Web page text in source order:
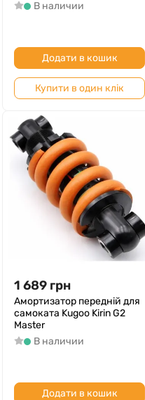
В наличии
Додати в кошик
Купити в один клік
1 689 грн
Амортизатор передній для
самоката Kugoo Kirin G2
Master
В наличии
Додати в кошик